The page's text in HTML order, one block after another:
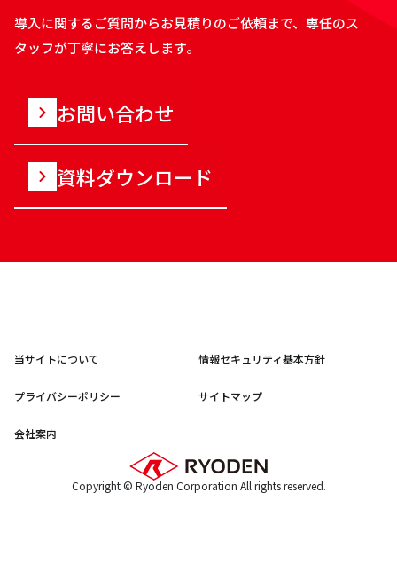
導入に関するご質問からお見積りのご依頼まで、専任のス
タッフが丁寧にお答えします。
お問い合わせ
資料ダウンロード
当サイトについて 情報セキュリティ基本方針
プライバシーポリシー サイトマップ
会社案内
Copyright © Ryoden Corporation All rights reserved.